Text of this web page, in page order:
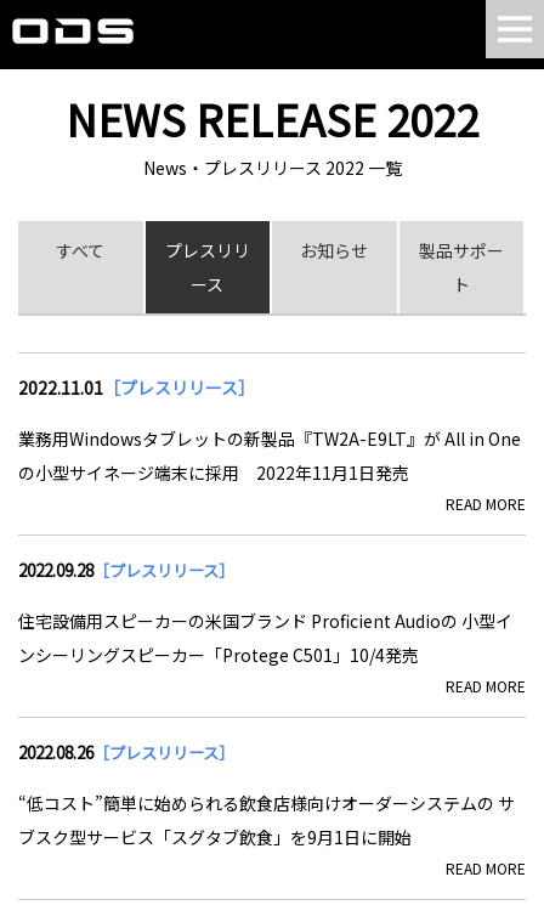
NEWS RELEASE 2022
News・プレスリリース 2022 一覧
すべて
プレスリリ
ース
お知らせ
製品サポー
ト
2022.11.01 ［プレスリリース］
業務用Windowsタブレットの新製品『TW2A-E9LT』が All in One
の小型サイネージ端末に採用 2022年11月1日発売
READ MORE
2022.09.28［プレスリリース］
住宅設備用スピーカーの米国ブランド Proficient Audioの 小型イ
ンシーリングスピーカー「Protege C501」10/4発売
READ MORE
2022.08.26［プレスリリース］
“低コスト”簡単に始められる飲食店様向けオーダーシステムの サ
ブスク型サービス「スグタブ飲食」を9月1日に開始
READ MORE